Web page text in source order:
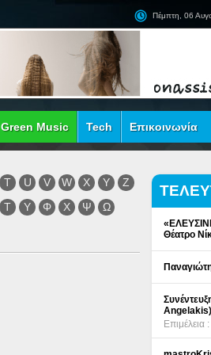
Πέμπτη, 06
Green Music Tech Επικοινωνία
T U V W X Y
Z
Τ Υ Φ Χ Ψ
Ω
Θέατρο
Angelakis)